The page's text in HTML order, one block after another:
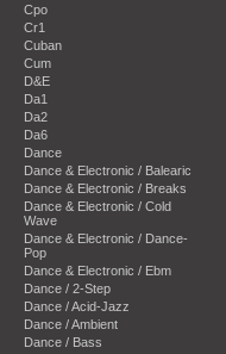
Cpo
Cr1
Cuban
Cum
D&E
Da1
Da2
Da6
Dance
Dance & Electronic / Balearic
Dance & Electronic / Breaks
Dance & Electronic / Cold
Wave
Dance & Electronic / Dance-
Pop
Dance & Electronic / Ebm
Dance / 2-Step
Dance / Acid-Jazz
Dance / Ambient
Dance / Bass